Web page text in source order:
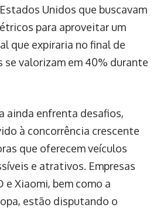
Unidos que buscavam
para aproveitar um
que expiraria no final de
se valorizam em 40% durante
ainda enfrenta desafios,
à concorrência crescente
que oferecem veículos
e atrativos. Empresas
e Xiaomi, bem como a
estão disputando o